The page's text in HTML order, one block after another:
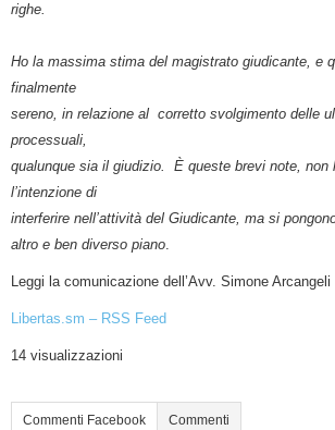
righe.
Ho la massima stima del magistrato giudicante, e
finalmente
sereno, in relazione al corretto svolgimento delle
processuali,
qualunque sia il giudizio. È queste brevi note, non
l’intenzione di
interferire nell’attività del Giudicante, ma si
altro e ben diverso piano.
Leggi la comunicazione dell’Avv. Simone Arcangeli
Libertas.sm – RSS Feed
14 visualizzazioni
Commenti Facebook Commenti